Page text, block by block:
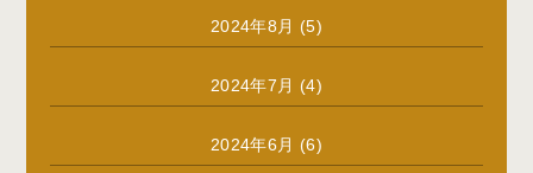
2024年8月 (5)
2024年7月 (4)
2024年6月 (6)